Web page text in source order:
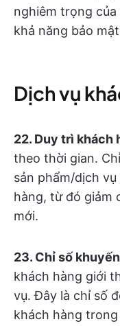
nghiêm trọng
khả năng bảo
Dịch vụ
22. Duy trì khách
theo thời gian.
sản phẩm/dịch
hàng, từ đó giảm
mới.
23. Chỉ số
khách hàng giới
vụ. Đây là chỉ số
khách hàng